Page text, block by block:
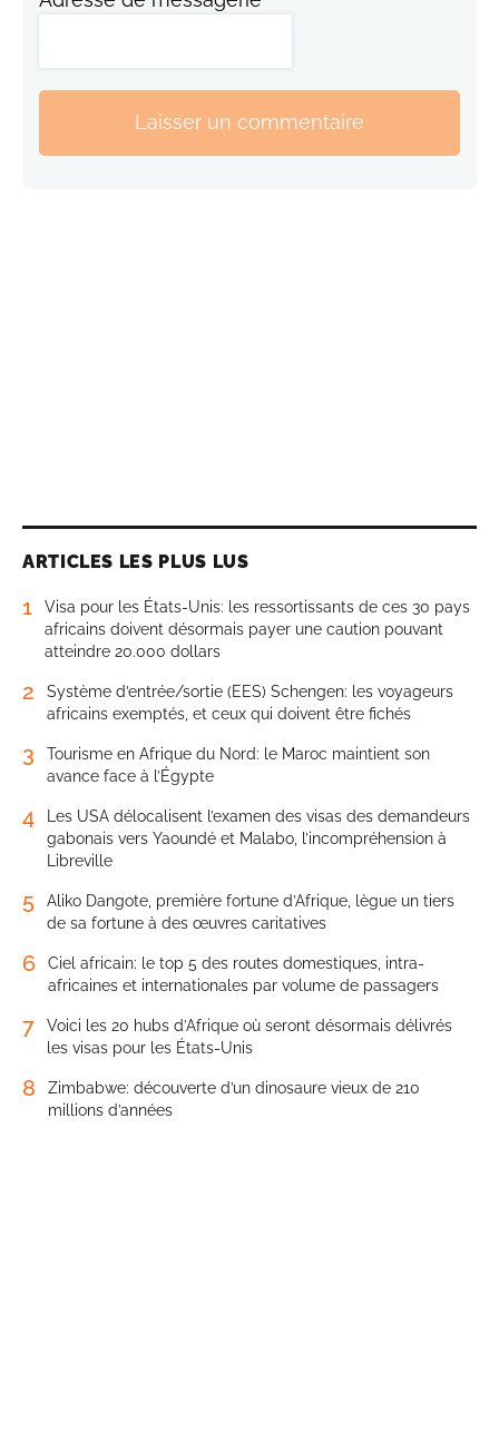
Laisser un commentaire
ARTICLES LES PLUS LUS
1
Visa pour les États-Unis: les ressortissants de ces 30 pays
africains doivent désormais payer une caution pouvant
atteindre 20.000 dollars
2
Système d’entrée/sortie (EES) Schengen: les voyageurs
africains exemptés, et ceux qui doivent être fichés
3
Tourisme en Afrique du Nord: le Maroc maintient son
avance face à l’Égypte
4
Les USA délocalisent l’examen des visas des demandeurs
gabonais vers Yaoundé et Malabo, l’incompréhension à
Libreville
5
Aliko Dangote, première fortune d’Afrique, lègue un tiers
de sa fortune à des œuvres caritatives
6
Ciel africain: le top 5 des routes domestiques, intra-
africaines et internationales par volume de passagers
7
Voici les 20 hubs d’Afrique où seront désormais délivrés
les visas pour les États-Unis
8
Zimbabwe: découverte d’un dinosaure vieux de 210
millions d’années